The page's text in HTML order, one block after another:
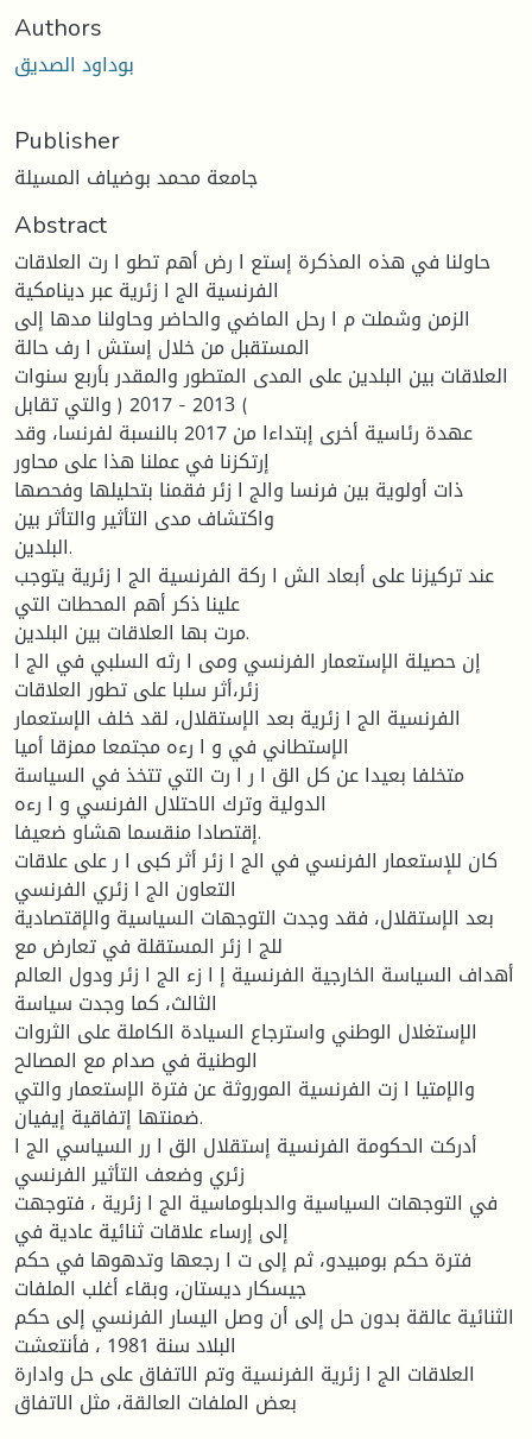
Authors
بوداود الصديق
Publisher
جامعة محمد بوضياف المسيلة
Abstract
حاولنا في هذه المذكرة إستع ا رض أهم تطو ا رت العلاقات
الفرنسیة الج ا زئریة عبر دینامكیة
الزمن وشملت م ا رحل الماضي والحاضر وحاولنا مدها إلى
المستقبل من خلال إستش ا رف حالة
العلاقات بین البلدین على المدى المتطور والمقدر بأربع سنوات
) 2013 - 2017 ( والتي تقابل
عهدة رئاسیة أخرى إبتداءا من 2017 بالنسبة لفرنسا، وقد
إرتكزنا في عملنا هذا على محاور
ذات أولویة بین فرنسا والج ا زئر فقمنا بتحلیلها وفحصها
واكتشاف مدى التأثیر والتأثر بین
البلدین.
عند تركیزنا على أبعاد الش ا ركة الفرنسیة الج ا زئریة یتوجب
علینا ذكر أهم المحطات التي
مرت بها العلاقات بین البلدین.
إن حصیلة الإستعمار الفرنسي ومی ا رثه السلبي في الج ا
زئر،أثر سلبا على تطور العلاقات
الفرنسیة الج ا زئریة بعد الإستقلال، لقد خلف الإستعمار
الإستطاني في و ا رءه مجتمعا ممزقا أمیا
متخلفا بعیدا عن كل الق ا ر ا رت التي تتخذ في السیاسة
الدولیة وترك الاحتلال الفرنسي و ا رءه
إقتصادا منقسما هشاو ضعیفا.
كان للإستعمار الفرنسي في الج ا زئر أثر كبی ا ر على علاقات
التعاون الج ا زئري الفرنسي
بعد الإستقلال، فقد وجدت التوجهات السیاسیة والإقتصادیة
للج ا زئر المستقلة في تعارض مع
أهداف السیاسة الخارجیة الفرنسیة إ ا زء الج ا زئر ودول العالم
الثالث، كما وجدت سیاسة
الإستغلال الوطني واسترجاع السیادة الكاملة على الثروات
الوطنیة في صدام مع المصالح
والإمتیا ا زت الفرنسیة الموروثة عن فترة الإستعمار والتي
ضمنتها إتفاقیة إیفیان.
أدركت الحكومة الفرنسیة إستقلال الق ا رر السیاسي الج ا
زئري وضعف التأثیر الفرنسي
في التوجهات السیاسیة والدبلوماسیة الج ا زئریة ، فتوجهت
إلى إرساء علاقات ثنائیة عادیة في
فترة حكم بومبیدو، ثم إلى ت ا رجعها وتدهوها في حكم
جیسكار دیستان، وبقاء أغلب الملفات
الثنائیة عالقة بدون حل إلى أن وصل الیسار الفرنسي إلى حكم
البلاد سنة 1981 ، فأنتعشت
العلاقات الج ا زئریة الفرنسیة وتم الاتفاق على حل وادارة
بعض الملفات العالقة، مثل الاتفاق